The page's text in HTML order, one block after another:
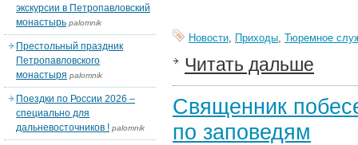
Новости, Приходы, Тюремное
Читать дальше
Священник
по заповедям
экскурсии в Петропавловский
монастырь palomnik
Престольный праздник
Петропавловского
монастыря palomnik
Поездки по России 2026 –
специально для
дальневосточников ! palomnik